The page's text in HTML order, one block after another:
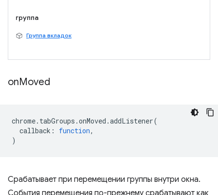
группа
Группа вкладок
onMoved
chrome. tabGroups .onMoved .addListener(
callback : function,
)
Срабатывает при перемещении группы внутри окна.
События перемещения по-прежнему срабатывают как